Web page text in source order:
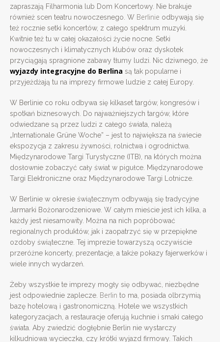
zapraszają Filharmonia lub Dom Koncertowy. Nie brakuje
również scen teatru nowoczesnego. W Berlinie odbywają się
też rocznie setki koncertów, z całego spektrum muzyki.
Kwitnie też tu w całej okazałości życie nocne. Setki
nowoczesnych i klimatycznych klubów oraz dyskotek
przyciągają spragnione zabawy tłumy ludzi. Nic dziwnego, że
wyjazdy integracyjne do Berlina są tak popularne i
przyjeżdżają tu na imprezy firmowe ludzie z całej Europy.
W Berlinie co roku odbywa się kilkaset targów, kongresów i
spotkań biznesowych. Do najważniejszych targów, które
odwiedzane są przez ludzi z całego świata, należą
„Internationale Grüne Woche” – jest to największa na świecie
ekspozycja z zakresu żywności, rolnictwa i ogrodnictwa.
Międzynarodowe Targi Turystyczne (ITB), na których można
dosłownie zobaczyć cały świat w pigułce. Międzynarodowe
Targi Elektroniczne oraz Międzynarodowe Targi Lotnicze.
W Berlinie w okresie świątecznym odbywają się tradycyjne
Jarmarki Bożonarodzeniowe. W całym mieście jest ich kilka, a
każdy jest niesamowity. Można na nich popróbować
regionalnych produktów, jak i zaopatrzyć się w przepiękne
ozdoby świąteczne. Tej imprezie towarzyszą oczywiście
przeróżne koncerty, prezentacje, a także pokazy fajerwerków i
wiele innych wydarzeń.
Żeby wszystkie te imprezy mogły się odbywać, niezbędne
jest odpowiednie zaplecze. Berlin to ma, posiada olbrzymią
bazę hotelową i gastronomiczną. Hotele we wszystkich
kategoryzacjach, a restauracje oferują kuchnie i smaki całego
świata. Aby zwiedzić dogłębnie Berlin nie wystarczy
kilkudniowa wycieczka, czy krótki wyjazd firmowy. Takich